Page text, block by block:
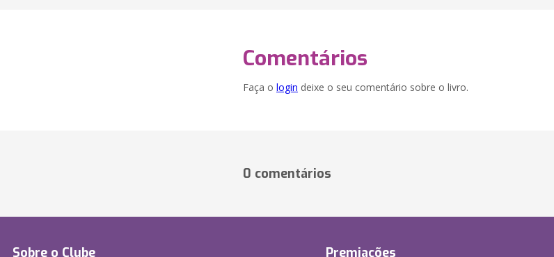
Comentários
Faça o login deixe o seu comentário sobre o livro.
0 comentários
Sobre o Clube Premiações